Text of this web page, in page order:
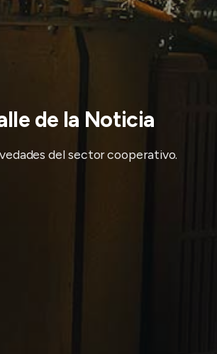
de la Noticia
del sector cooperativo.